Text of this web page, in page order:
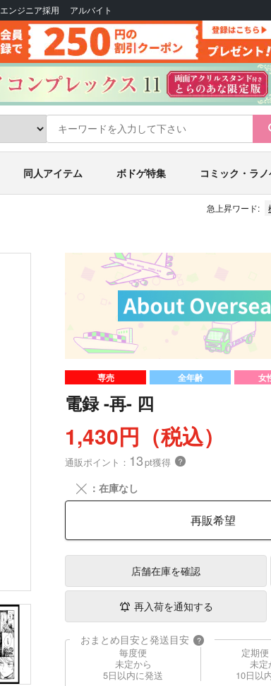
エンジニア採用 アルバイト
同人アイテム ボドゲ特集 コミック・ラ
急上昇ワード:
専売 全年齢 女
電録 -再- 四
1,430円（税込）
通販ポイント： 13pt獲得 ？
╳ ：在庫なし
再販希望
店舗在庫を確認
再入荷を通知する
おまとめ目安と発送目安 ?
毎度便
未定から
5日以内に発送
定期
未定
10日以